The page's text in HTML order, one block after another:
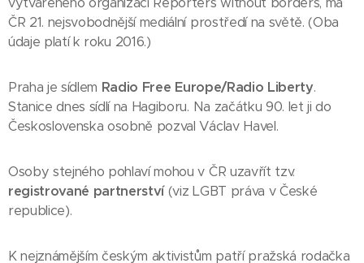
ČR 21. nejsvobodnější mediální prostředí na světě. (Oba
údaje platí k roku 2016.)
Praha je sídlem Radio Free Europe/Radio Liberty.
Stanice dnes sídlí na Hagiboru. Na začátku 90. let ji do
Československa osobně pozval Václav Havel.
Osoby stejného pohlaví mohou v ČR uzavřít tzv.
registrované partnerství(viz LGBT práva v České
republice).
K nejznámějším českým aktivistům patří pražská rodačka